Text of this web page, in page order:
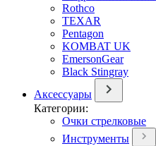
Rothco
TEXAR
Pentagon
KOMBAT UK
EmersonGear
Black Stingray
Аксессуары
Категории:
Очки стрелковые
Инструменты